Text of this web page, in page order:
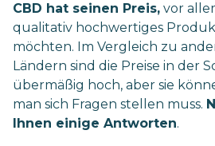
CBD hat seinen Preis, vor
qualitativ hochwertiges
möchten. Im Vergleich zu
Ländern sind die Preise in der
übermäßig hoch, aber sie
man sich Fragen stellen muss.
Ihnen einige Antworten.